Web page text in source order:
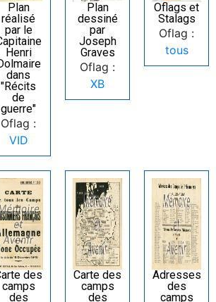
Plan
réalisé
par le
Henri
dans
"Récits
de
guerre"
Oflag :
VID
Plan
dessiné
par
Joseph
Graves
Oflag :
XB
Oflags et
Stalags
Oflag :
tous
des
camps
des
Carte des
camps
des
Adresses
des
camps